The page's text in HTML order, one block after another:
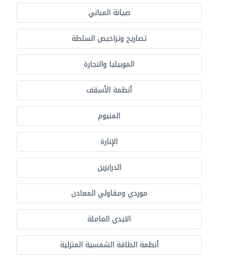
صيانة المباني
تصاريح وتراخيص السلطة
الموبيليا والنجارة
أنظمة الأسقف
المنيوم
الإنارة
الدرابزين
موردي ومقاولي المعادن
الايدي العاملة
أنظمة الطاقة الشمسية المنزلية